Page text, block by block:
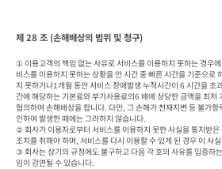
제 28 조 (손해배상의 범위 및 청구)
① 이용고객의 책임 없는 사유로 서비스를 이용하지 못하는 경우
비스를 이용하지 못하는 상황을 안 시간 중 빠른 시간을 기준으로
지 못하거나1개월 동안 서비스 장애발생 누적시간이 6 시간을 초
간에 해당하는 기본료와 부가사용료의6 배에 상당한 금액을 최저
협의하여 손해배상을 합니다. 다만, 그 손해가 천재지변 등 불가
인하여 발생한 때에는 그러하지 않습니다.
② 회사가 이용자로부터 서비스를 이용하지 못한 사실을 통지받
조치를 취해야 하며, 서비스를 다시 이용할 수 있게 된 경우 이 사
③ 회사는 상기의 규정에도 불구하고 다음 각 호의 사유를 입증하
임이 감면될 수 있습니다.